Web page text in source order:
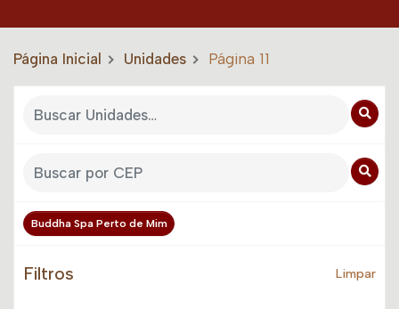
Página Inicial Unidades Página 11
Buddha Spa Perto de Mim
Filtros Limpar